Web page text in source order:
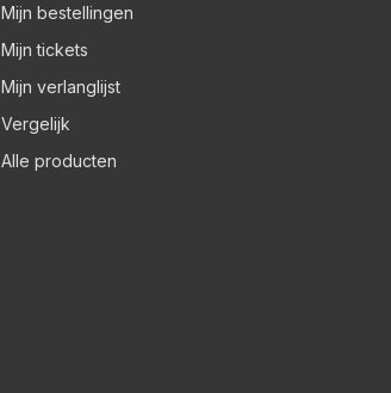
Mijn bestellingen
Mijn tickets
Mijn verlanglijst
Vergelijk
Alle producten